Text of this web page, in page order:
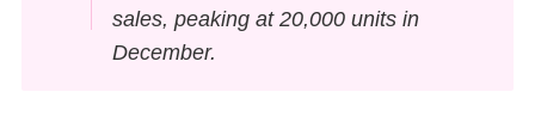
sales, peaking at 20,000 units in
December.